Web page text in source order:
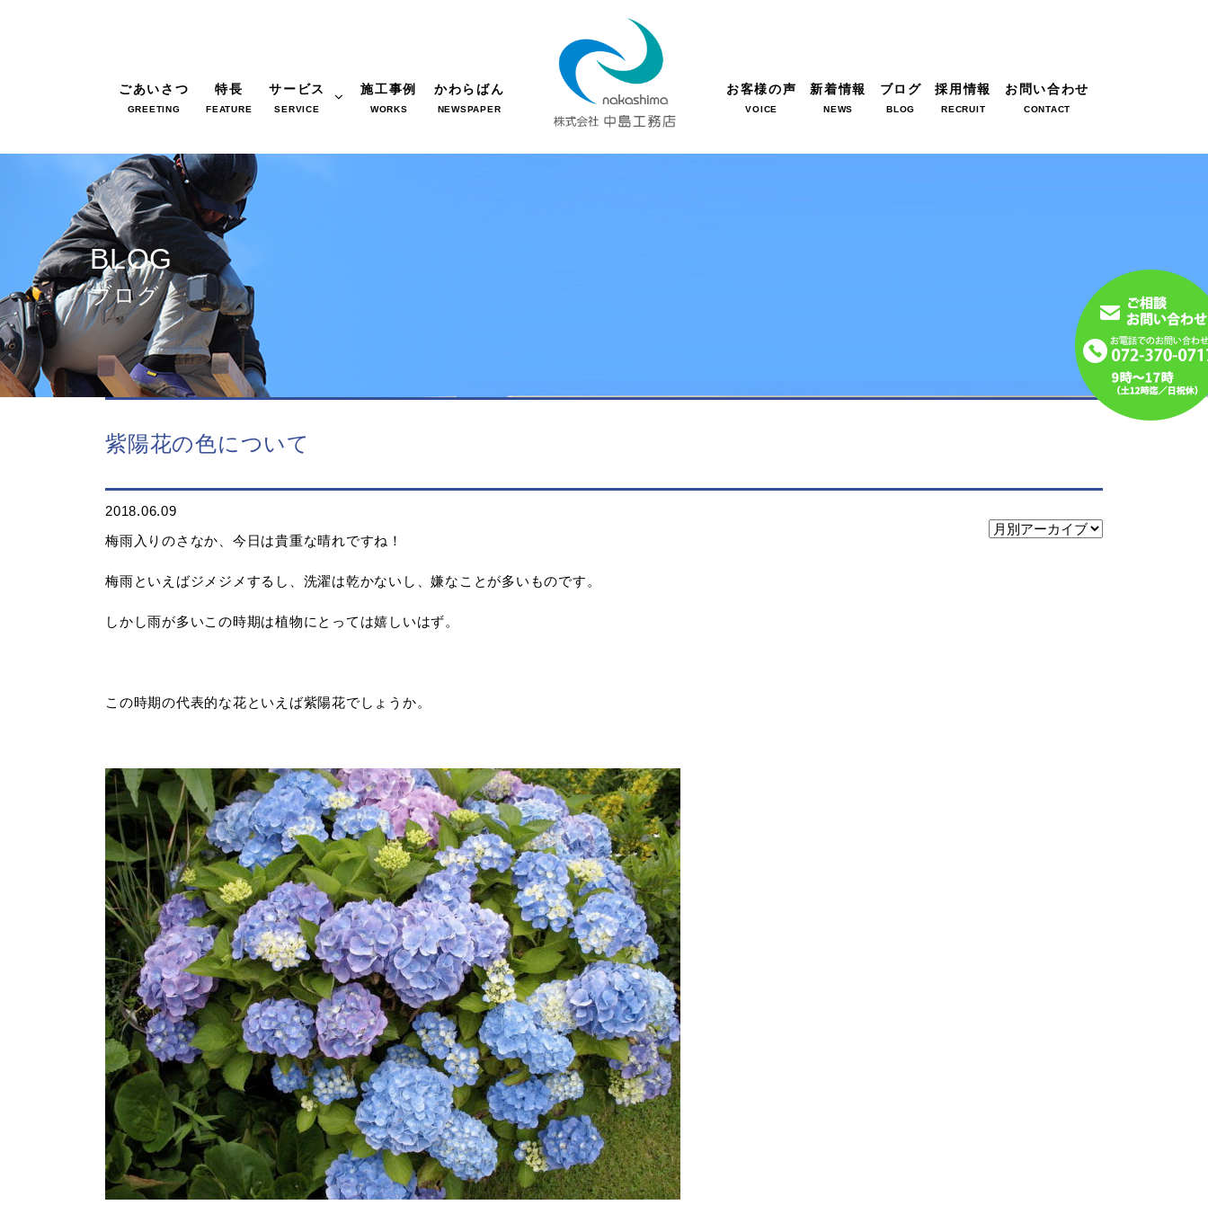
ごあいさつ
GREETING
特長
FEATURE
サービス
SERVICE
施工事例
WORKS
かわらばん
NEWSPAPER
お客様の声
VOICE
新着情報
NEWS
ブログ
BLOG
採用情報
RECRUIT
お問い合わせ
CONTACT
BLOG
ブログ
紫陽花の色について
2018.06.09
梅雨入りのさなか、今日は貴重な晴れですね！
梅雨といえばジメジメするし、洗濯は乾かないし、嫌なことが多いものです。
しかし雨が多いこの時期は植物にとっては嬉しいはず。
この時期の代表的な花といえば紫陽花でしょうか。